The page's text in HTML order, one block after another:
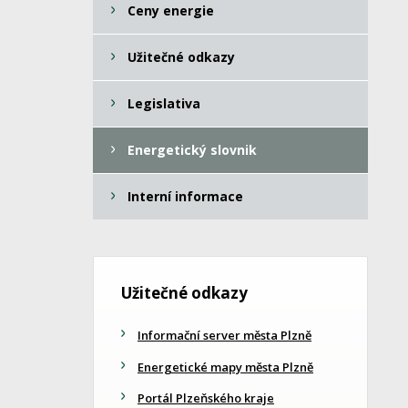
Ceny energie
Užitečné odkazy
Legislativa
Energetický slovnik
Interní informace
Užitečné odkazy
Informační server města Plzně
Energetické mapy města Plzně
Portál Plzeňského kraje